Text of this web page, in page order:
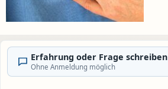
Erfahrung oder Frage schreiben
Ohne Anmeldung möglich